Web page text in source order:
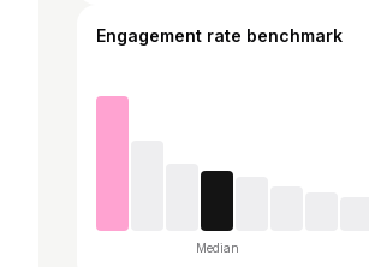
Engagement rate benchmark
Median